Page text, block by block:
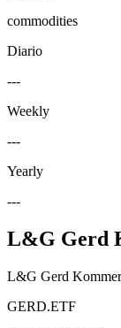
commodities
Diario
---
Weekly
---
Yearly
---
L&G Gerd
L&G Gerd
GERD.ETF